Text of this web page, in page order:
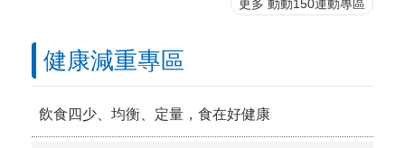
更多 動動150運動專區
健康減重專區
飲食四少、均衡、定量，食在好健康